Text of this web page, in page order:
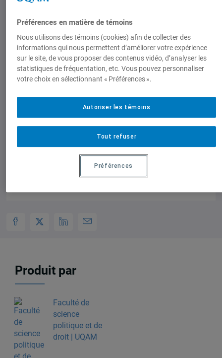
1 000$
Ouvert à
Personnes étudiantes finissantes au
baccalauréat en droit à l’UQAM
Être finissant.e au baccalauréat en droit
à l’UQAM à l’automne 2023, à l’hiver
En savoir plus.
Produit par
Faculté de
science
politique et de
droit | UQAM
Préférences en matière de témoins
Nous utilisons des témoins (cookies) afin de collecter des
informations qui nous permettent d’améliorer votre expérience
sur le site, de vous proposer des contenus vidéo, d’analyser les
statistiques de fréquentation, etc. Vous pouvez personnaliser
votre choix en sélectionnant « Préférences ».
Tout refuser
Autoriser les témoins
Préférences